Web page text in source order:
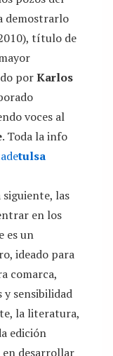
demostrarlo
título de
porKarlos
voces al
. Toda la info
tulsa
las
en los
es un
ideado para
comarca,
sensibilidad
la literatura,
edición
en desarrollar